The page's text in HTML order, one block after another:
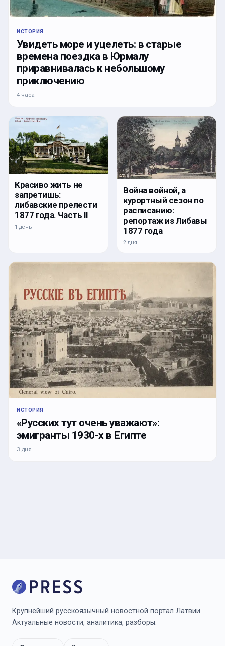
ИСТОРИЯ
Увидеть море и уцелеть: в старые
времена поездка в Юрмалу
приравнивалась к небольшому
приключению
4 часа
Красиво жить не
запретишь:
либавские прелести
1877 года. Часть II
1 день
Война войной, а
курортный сезон по
расписанию:
репортаж из Либавы
1877 года
2 дня
ИСТОРИЯ
«Русских тут очень уважают»:
эмигранты 1930-х в Египте
3 дня
Крупнейший русскоязычный новостной портал Латвии.
Актуальные новости, аналитика, разборы.